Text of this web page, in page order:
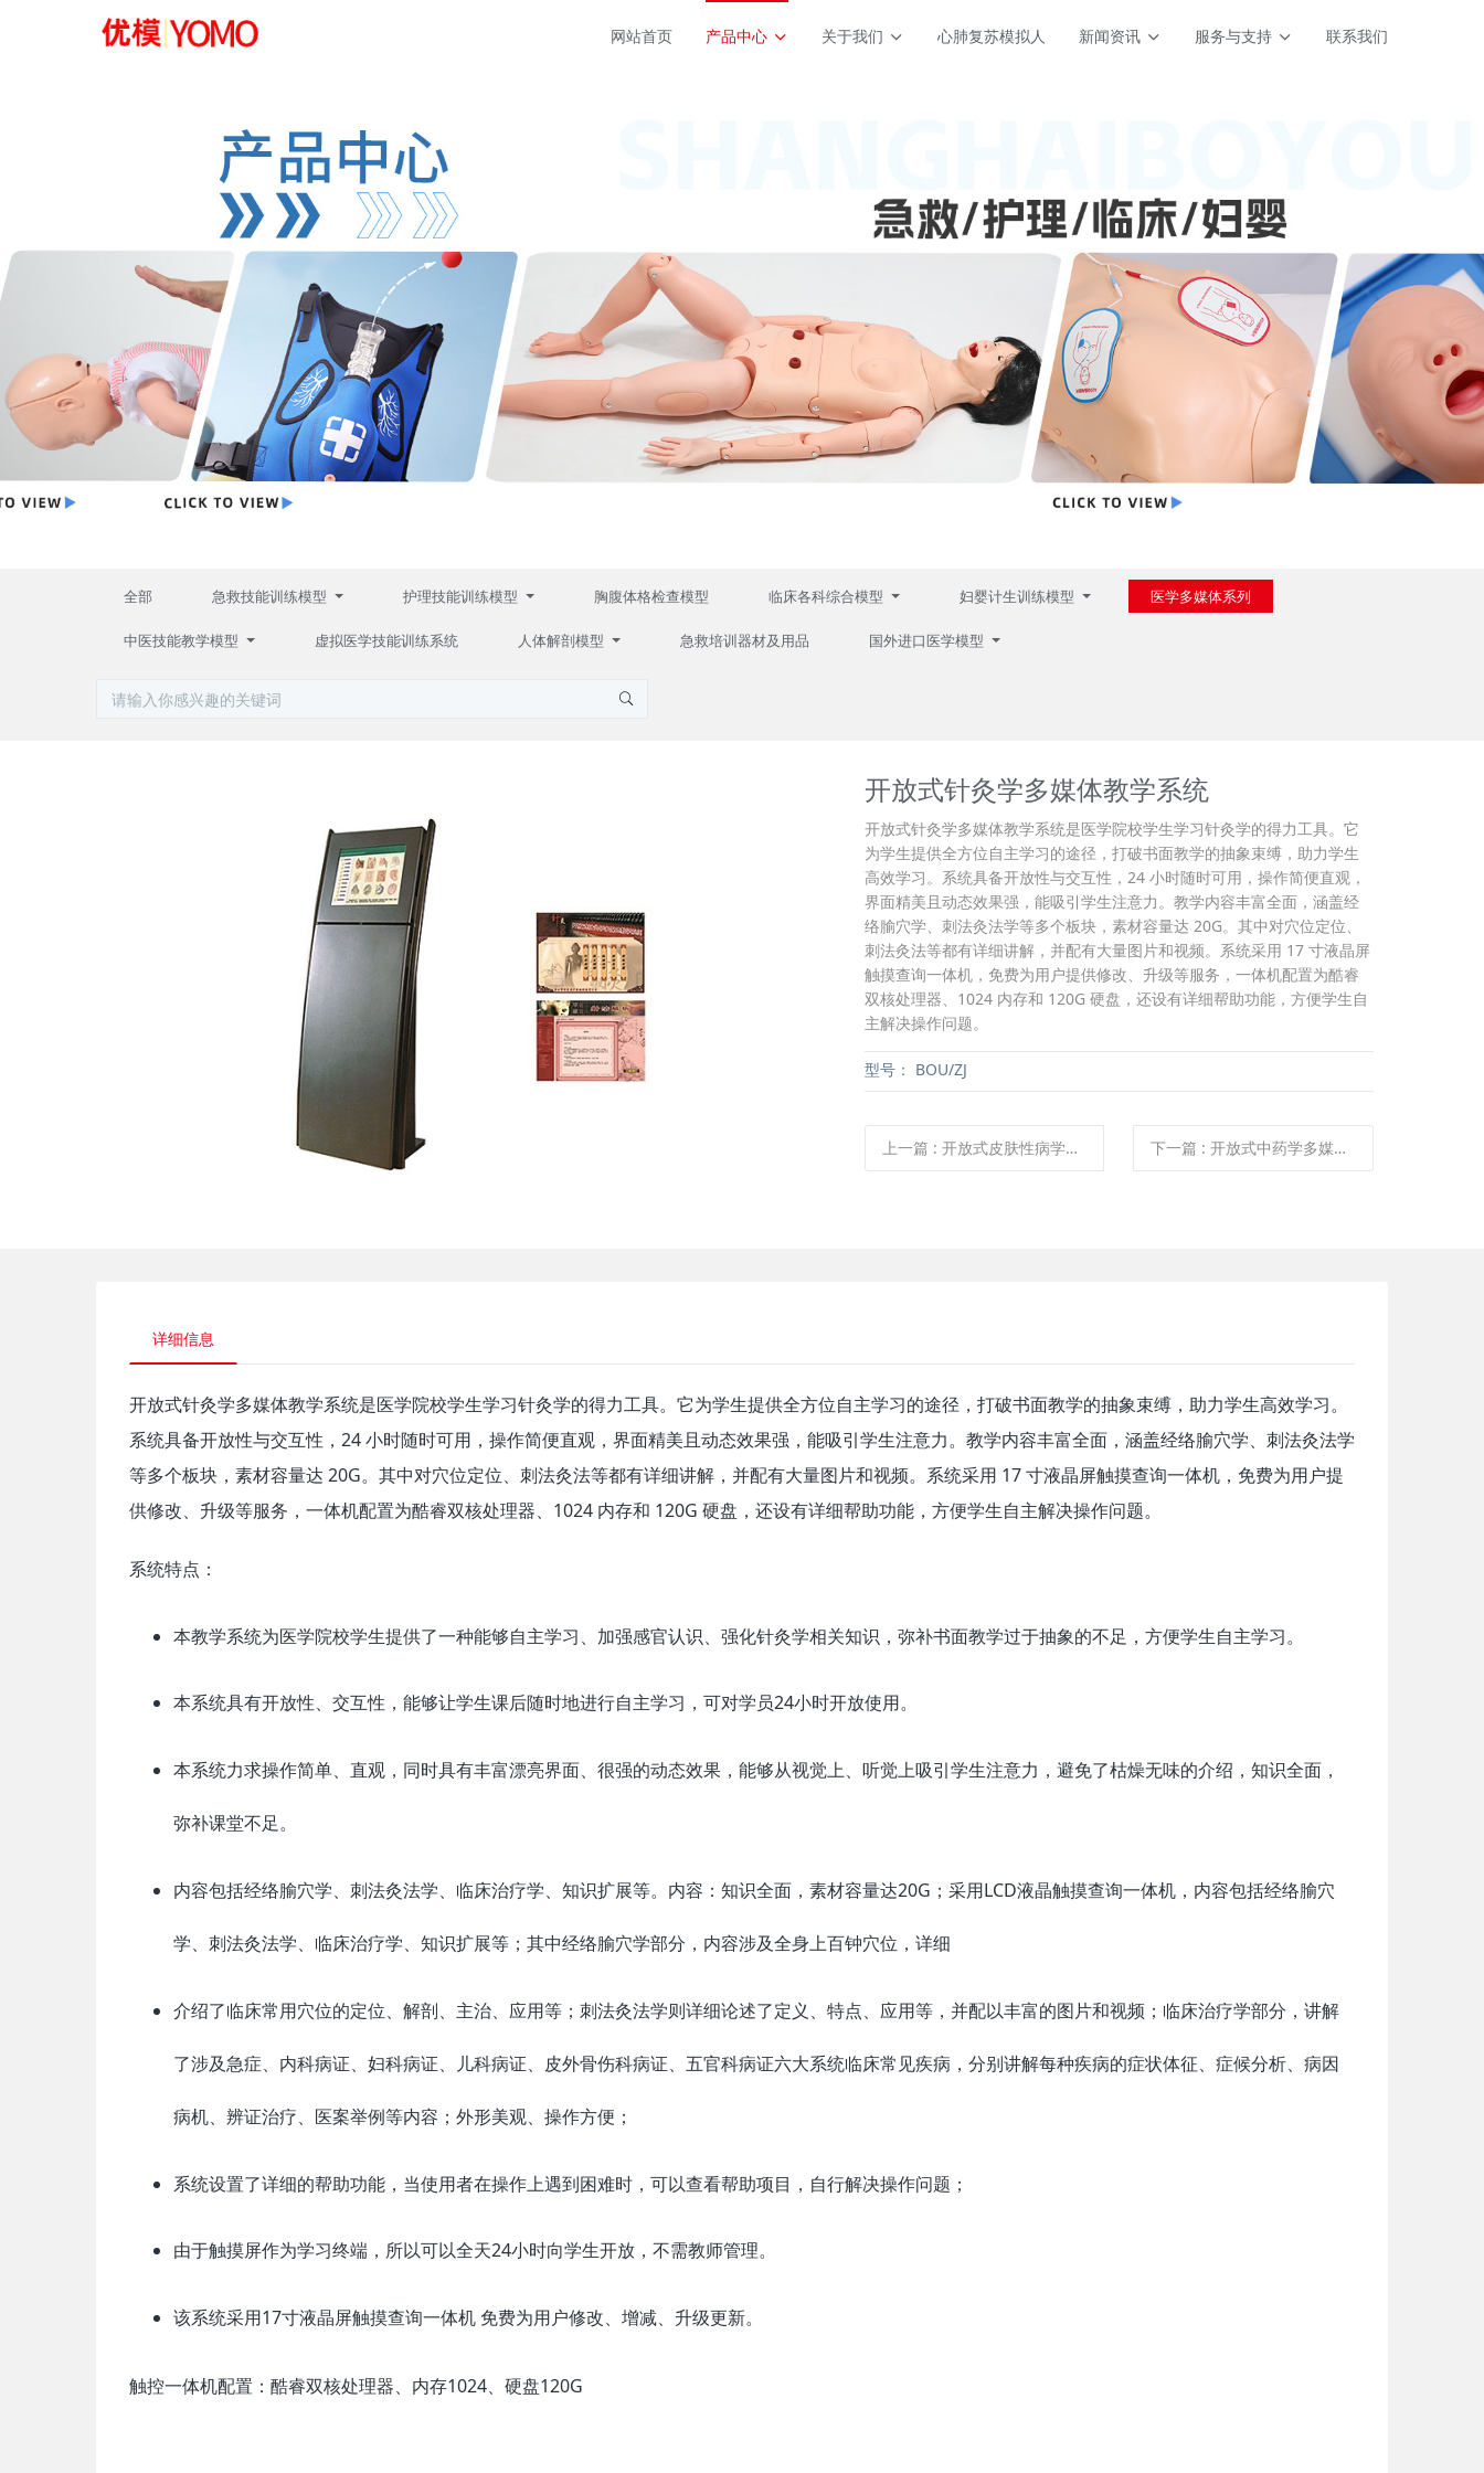
网站首页 产品中心 关于我们 心肺复苏模拟人 新闻资讯 服务与支持 联系我们
全部 急救技能训练模型 护理技能训练模型 胸腹体格检查模型 临床各科综合模型 妇婴计生训练模型 医学多媒体系列
中医技能教学模型 虚拟医学技能训练系统 人体解剖模型 急救培训器材及用品 国外进口医学模型
开放式针灸学多媒体教学系统
开放式针灸学多媒体教学系统是医学院校学生学习针灸学的得力工具。它
为学生提供全方位自主学习的途径，打破书面教学的抽象束缚，助力学生
高效学习。系统具备开放性与交互性，24 小时随时可用，操作简便直观，
界面精美且动态效果强，能吸引学生注意力。教学内容丰富全面，涵盖经
络腧穴学、刺法灸法学等多个板块，素材容量达 20G。其中对穴位定位、
刺法灸法等都有详细讲解，并配有大量图片和视频。系统采用 17 寸液晶屏
触摸查询一体机，免费为用户提供修改、升级等服务，一体机配置为酷睿
双核处理器、1024 内存和 120G 硬盘，还设有详细帮助功能，方便学生自
主解决操作问题。
型号： BOU/ZJ
上一篇 : 开放式皮肤性病学多媒体教学系统 下一篇 :开放式中药学多媒体教学系统
详细信息
开放式针灸学多媒体教学系统是医学院校学生学习针灸学的得力工具。它为学生提供全方位自主学习的途径，打破书面教学的抽象束缚，助力学生高效学习。
系统具备开放性与交互性，24 小时随时可用，操作简便直观，界面精美且动态效果强，能吸引学生注意力。教学内容丰富全面，涵盖经络腧穴学、刺法灸法学
等多个板块，素材容量达 20G。其中对穴位定位、刺法灸法等都有详细讲解，并配有大量图片和视频。系统采用 17 寸液晶屏触摸查询一体机，免费为用户提
供修改、升级等服务，一体机配置为酷睿双核处理器、1024 内存和 120G 硬盘，还设有详细帮助功能，方便学生自主解决操作问题。
系统特点：
本教学系统为医学院校学生提供了一种能够自主学习、加强感官认识、强化针灸学相关知识，弥补书面教学过于抽象的不足，方便学生自主学习。
本系统具有开放性、交互性，能够让学生课后随时地进行自主学习，可对学员24小时开放使用。
本系统力求操作简单、直观，同时具有丰富漂亮界面、很强的动态效果，能够从视觉上、听觉上吸引学生注意力，避免了枯燥无味的介绍，知识全面，
弥补课堂不足。
内容包括经络腧穴学、刺法灸法学、临床治疗学、知识扩展等。内容：知识全面，素材容量达20G；采用LCD液晶触摸查询一体机，内容包括经络腧穴
学、刺法灸法学、临床治疗学、知识扩展等；其中经络腧穴学部分，内容涉及全身上百钟穴位，详细
介绍了临床常用穴位的定位、解剖、主治、应用等；刺法灸法学则详细论述了定义、特点、应用等，并配以丰富的图片和视频；临床治疗学部分，讲解
了涉及急症、内科病证、妇科病证、儿科病证、皮外骨伤科病证、五官科病证六大系统临床常见疾病，分别讲解每种疾病的症状体征、症候分析、病因
病机、辨证治疗、医案举例等内容；外形美观、操作方便；
系统设置了详细的帮助功能，当使用者在操作上遇到困难时，可以查看帮助项目，自行解决操作问题；
由于触摸屏作为学习终端，所以可以全天24小时向学生开放，不需教师管理。
该系统采用17寸液晶屏触摸查询一体机 免费为用户修改、增减、升级更新。
触控一体机配置：酷睿双核处理器、内存1024、硬盘120G